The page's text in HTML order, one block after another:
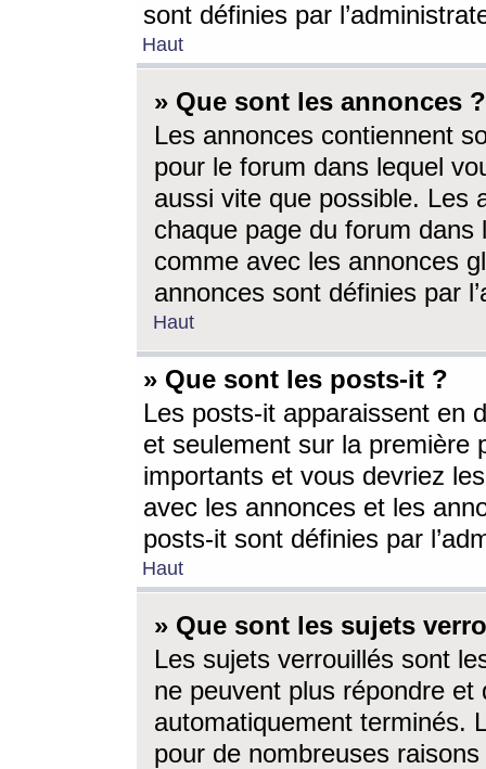
sont définies par
Haut
» Que sont les annonces ?
Les annonces contiennent
pour le forum dans lequel
aussi vite que possible. Les
chaque page du forum dans
comme avec les annonces
annonces sont définies par
Haut
» Que sont les posts-it ?
Les posts-it apparaissent en
et seulement sur la première
importants et vous devriez
avec les annonces et les
posts-it sont définies par
Haut
» Que sont les sujets
Les sujets verrouillés sont
ne peuvent plus répondre
automatiquement terminés.
pour de nombreuses